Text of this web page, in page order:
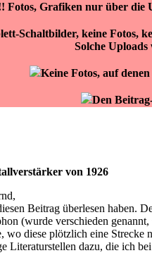
Fotos, Grafiken nur über
Schaltbilder, keine Fotos,
Solche Uploads
Keine Fotos, auf
Den
von 1926
Beitrag überlesen haben.
(wurde verschieden
wo diese plötzlich eine Strecke
Literaturstellen dazu, die ich